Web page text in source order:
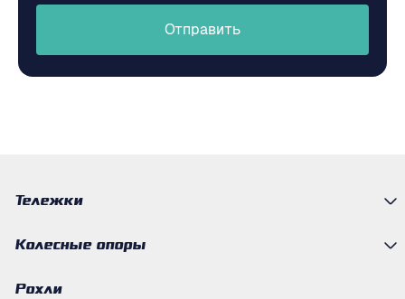
Отправить
Тележки
Колесные опоры
Рохли